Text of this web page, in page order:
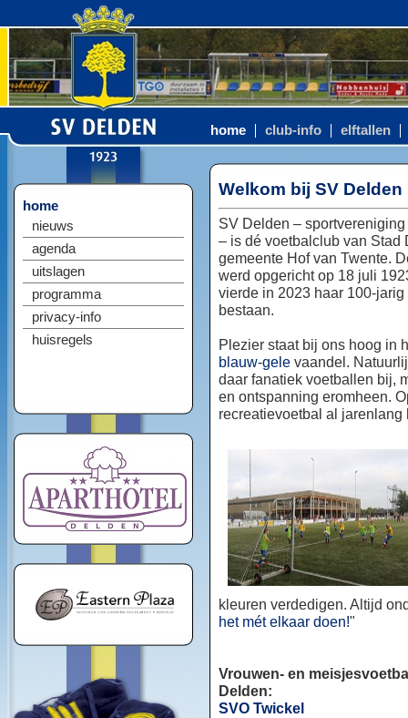
home club-info elftallen
home
nieuws
agenda
uitslagen
programma
privacy-info
huisregels
Welkom bij SV Delden
SV Delden –
– is dé voetbalclub van Stad
gemeente Hof van Twente.
werd opgericht op 18 juli
vierde in 2023 haar 100-jarig
bestaan.
Plezier staat bij ons hoog in
blauw-gele vaandel.
daar fanatiek voetballen bij,
en ontspanning eromheen.
recreatievoetbal al jarenlang
kleuren verdedigen. Altijd
het mét elkaar doen!"
Vrouwen- en
Delden:
SVO Twickel